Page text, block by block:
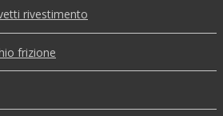
rivestimento
frizione